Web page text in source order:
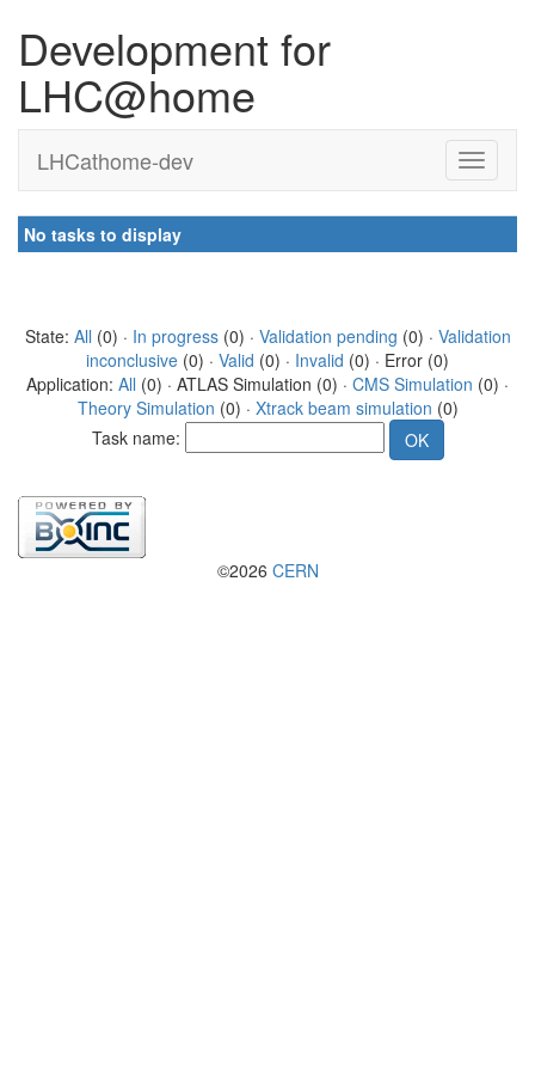
Development for
LHC@home
LHCathome-dev
No tasks to display
State: All (0) · In progress(0) · Validation pending (0) · Validation
inconclusive (0) · Valid (0) · Invalid (0) · Error (0)
Application: All (0) · ATLAS Simulation (0) · CMS Simulation (0) ·
Theory Simulation (0) · Xtrack beam simulation (0)
Task name:
©2026 CERN